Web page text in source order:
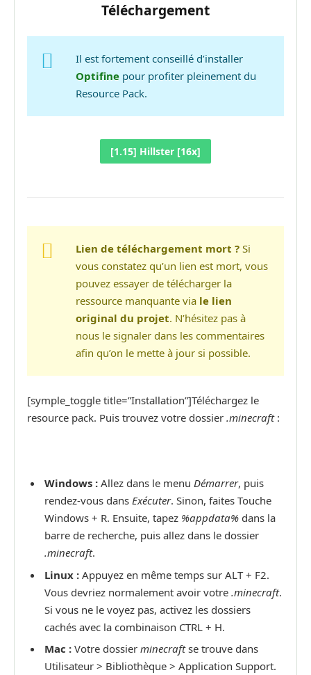
Téléchargement
Il est fortement conseillé d’installer
Optifine pour profiter pleinement du
Resource Pack.
[1.15] Hillster [16x]
Lien de téléchargement mort ? Si
vous constatez qu’un lien est mort, vous
pouvez essayer de télécharger la
ressource manquante via le lien
original du projet. N’hésitez pas à
nous le signaler dans les commentaires
afin qu’on le mette à jour si possible.
[symple_toggle title=”Installation”]Téléchargez le
resource pack. Puis trouvez votre dossier .minecraft:
Windows : Allez dans le menu Démarrer, puis
rendez-vous dans Exécuter. Sinon, faites Touche
Windows + R. Ensuite, tapez %appdata% dans la
barre de recherche, puis allez dans le dossier
.minecraft.
Linux : Appuyez en même temps sur ALT + F2.
Vous devriez normalement avoir votre .minecraft.
Si vous ne le voyez pas, activez les dossiers
cachés avec la combinaison CTRL + H.
Mac : Votre dossier minecraftse trouve dans
Utilisateur > Bibliothèque > Application Support.